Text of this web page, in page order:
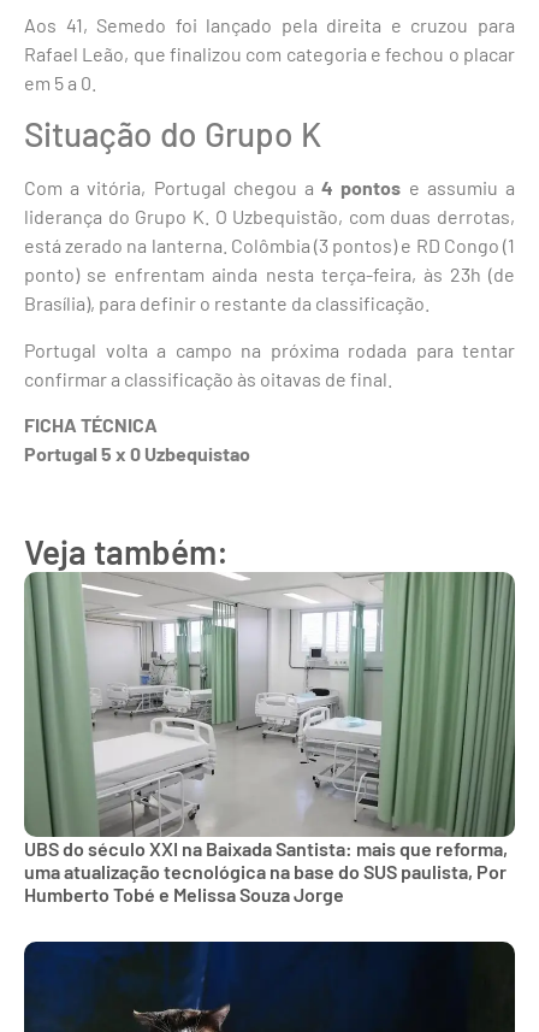
Aos 41, Semedo foi lançado pela direita e cruzou para
Rafael Leão, que finalizou com categoria e fechou o placar
em 5 a 0.
Situação do Grupo K
Com a vitória, Portugal chegou a4 pontos e assumiu a
liderança do Grupo K. O Uzbequistão, com duas derrotas,
está zerado na lanterna. Colômbia (3 pontos) e RD Congo (1
ponto) se enfrentam ainda nesta terça-feira, às 23h (de
Brasília), para definir o restante da classificação.
Portugal volta a campo na próxima rodada para tentar
confirmar a classificação às oitavas de final.
FICHA TÉCNICA
Portugal 5 x 0 Uzbequistao
Veja também:
UBS do século XXI na Baixada Santista: mais que reforma,
uma atualização tecnológica na base do SUS paulista, Por
Humberto Tobé e Melissa Souza Jorge